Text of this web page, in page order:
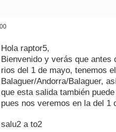
Hola raptor5,
Bienvenido y verás que
rios del 1 de mayo, tenemos
Balaguer/Andorra/Balaguer,
que esta salida también
pues nos veremos en la del 1
salu2 a to2